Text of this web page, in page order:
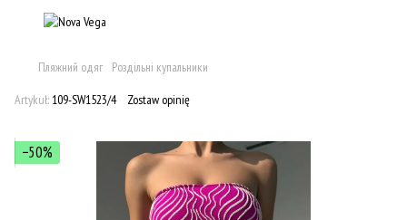
Пляжний одяг
Роздільні купальники
Artykuł: 109-SW1523/4 Zostaw opinię
−50%